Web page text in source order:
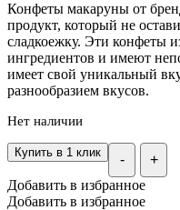
Конфеты макаруны от
продукт, который не
сладкоежку. Эти конфеты
ингредиентов и имеют
имеет свой уникальный
разнообразием вкусов.
Нет наличии
- +
Купить в 1 клик
Добавить в избранное
Добавить в избранное